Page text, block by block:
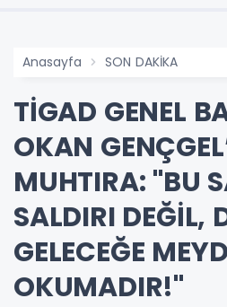
Anasayfa SON DAKİKA
TİGAD GENEL
OKAN
MUHTIRA: "BU
SALDIRI DEĞİL,
GELECEĞE
OKUMADIR!"